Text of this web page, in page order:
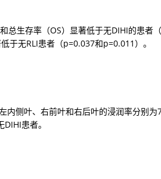
总生存率（OS）显著低于无DIHI的患者
于无RLI患者（p=0.037和p=0.011）。
侧叶、右前叶和右后叶的浸润率分别为
患者。